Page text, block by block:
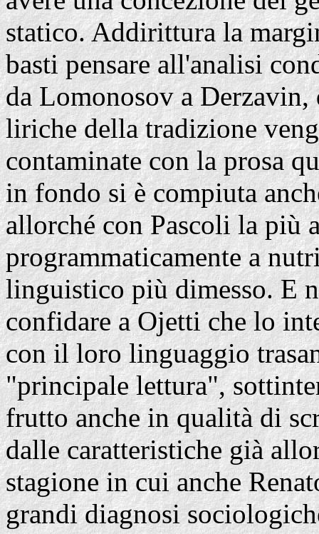
statico. Addirittura la
basti pensare all'analisi
da Lomonosov a Derzavin,
liriche della tradizione
contaminate con la prosa
in fondo si è compiuta
allorché con Pascoli la più
programmaticamente a
linguistico più dimesso. E
confidare a Ojetti che lo
con il loro linguaggio
"principale lettura",
frutto anche in qualità di
dalle caratteristiche già
stagione in cui anche
grandi diagnosi